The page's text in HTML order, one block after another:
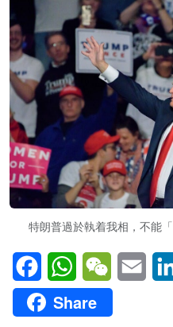
關於我們
特朗普過於執着我相，不能
FacebookWhatsAppWeChatEmail
Share